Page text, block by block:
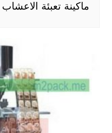
ماكينة تعبئة الاعشاب